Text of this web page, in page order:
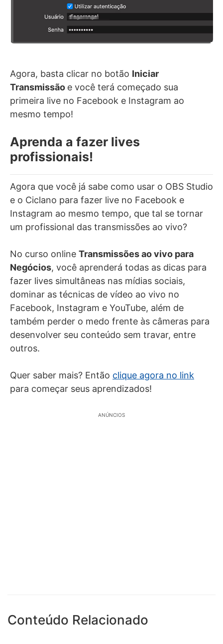
Agora, basta clicar no botão Iniciar
Transmissão e você terá começado sua
primeira live no Facebook e Instagram ao
mesmo tempo!
Aprenda a fazer lives
profissionais!
Agora que você já sabe como usar o OBS Studio
e o Ciclano para fazer live no Facebook e
Instagram ao mesmo tempo, que tal se tornar
um profissional das transmissões ao vivo?
No curso online Transmissões ao vivo para
Negócios, você aprenderá todas as dicas para
fazer lives simultâneas nas mídias sociais,
dominar as técnicas de vídeo ao vivo no
Facebook, Instagram e YouTube, além de
também perder o medo frente às câmeras para
desenvolver seu conteúdo sem travar, entre
outros.
Quer saber mais? Então clique agora no link
para começar seus aprendizados!
ANÚNCIOS
Conteúdo Relacionado